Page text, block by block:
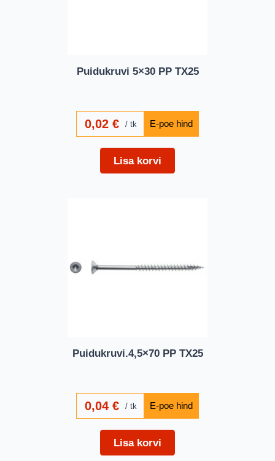
Puidukruvi 5×30 PP TX25
0,02€ tk
Lisa korvi
Puidukruvi.4,5×70 PP TX25
0,04€ tk
Lisa korvi